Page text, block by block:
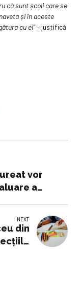
că sunt școli care se
și în aceste
cu ei”– justifică
vor
a
NEXT
din